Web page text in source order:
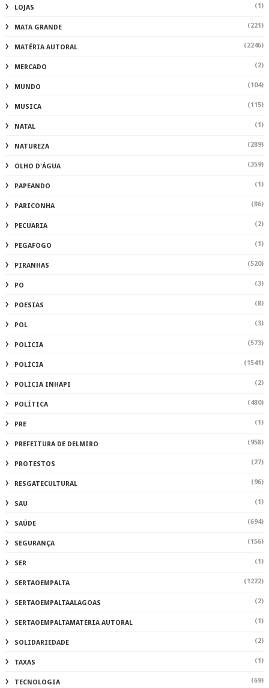
LOJAS (1)
MATA GRANDE (221)
MATÉRIA AUTORAL (2246)
MERCADO (2)
MUNDO (104)
MUSICA (115)
NATAL (1)
NATUREZA (289)
OLHO D'ÁGUA (359)
PAPEANDO (1)
PARICONHA (86)
PECUARIA (2)
PEGAFOGO (1)
PIRANHAS (520)
PO (3)
POESIAS (8)
POL (3)
POLICIA (573)
POLÍCIA (1541)
POLÍCIA INHAPI (2)
POLÍTICA (480)
PRE (1)
PREFEITURA DE DELMIRO (958)
PROTESTOS (27)
RESGATECULTURAL (96)
SAU (1)
SAÚDE (694)
SEGURANÇA (156)
SER (1)
SERTAOEMPALTA (1222)
SERTAOEMPALTAALAGOAS (2)
SERTAOEMPALTAMATÉRIA AUTORAL (1)
SOLIDARIEDADE (2)
TAXAS (1)
TECNOLOGIA (69)